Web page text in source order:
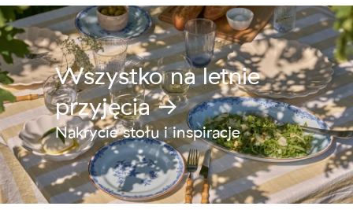
Wszystko na letnie
przyjęcia →
Nakrycie stołu i inspiracje